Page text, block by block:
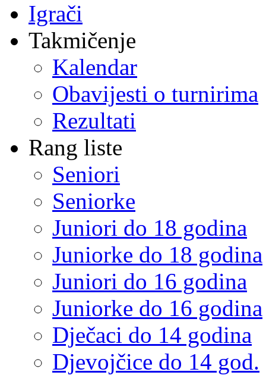
Igrači
Takmičenje
Kalendar
Obavijesti o turnirima
Rezultati
Rang liste
Seniori
Seniorke
Juniori do 18 godina
Juniorke do 18 godina
Juniori do 16 godina
Juniorke do 16 godina
Dječaci do 14 godina
Djevojčice do 14 god.